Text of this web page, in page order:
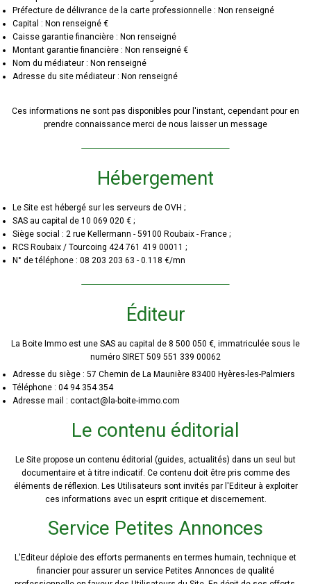
Préfecture de délivrance de la carte professionnelle : Non renseigné
Capital : Non renseigné €
Caisse garantie financière : Non renseigné
Montant garantie financière : Non renseigné €
Nom du médiateur : Non renseigné
Adresse du site médiateur : Non renseigné
Ces informations ne sont pas disponibles pour l'instant, cependant pour en
prendre connaissance merci de nous laisser un message
Hébergement
Le Site est hébergé sur les serveurs de OVH ;
SAS au capital de 10 069 020 € ;
Siège social : 2 rue Kellermann - 59100 Roubaix - France ;
RCS Roubaix / Tourcoing 424 761 419 00011 ;
N° de téléphone : 08 203 203 63 - 0.118 €/mn
Éditeur
La Boite Immo est une SAS au capital de 8 500 050 €, immatriculée sous le
numéro SIRET 509 551 339 00062
Adresse du siège : 57 Chemin de La Maunière 83400 Hyères-les-Palmiers
Téléphone : 04 94 354 354
Adresse mail : contact@la-boite-immo.com
Le contenu éditorial
Le Site propose un contenu éditorial (guides, actualités) dans un seul but
documentaire et à titre indicatif. Ce contenu doit être pris comme des
éléments de réflexion. Les Utilisateurs sont invités par l'Editeur à exploiter
ces informations avec un esprit critique et discernement.
Service Petites Annonces
L'Editeur déploie des efforts permanents en termes humain, technique et
financier pour assurer un service Petites Annonces de qualité